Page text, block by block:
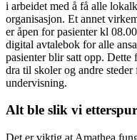
i arbeidet med å få alle
organisasjon. Et annet
er åpen for pasienter kl
digital avtalebok for alle
pasienter blir satt opp. Dette
dra til skoler og andre
undervisning.
Alt ble slik vi
Det er viktig at Amathea